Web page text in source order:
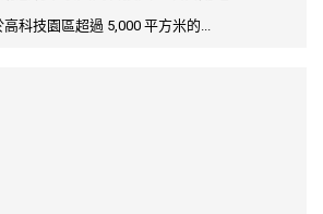
科技園區超過 5,000 平方米的...